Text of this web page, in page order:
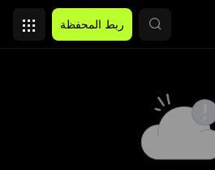
ربط المحفظة